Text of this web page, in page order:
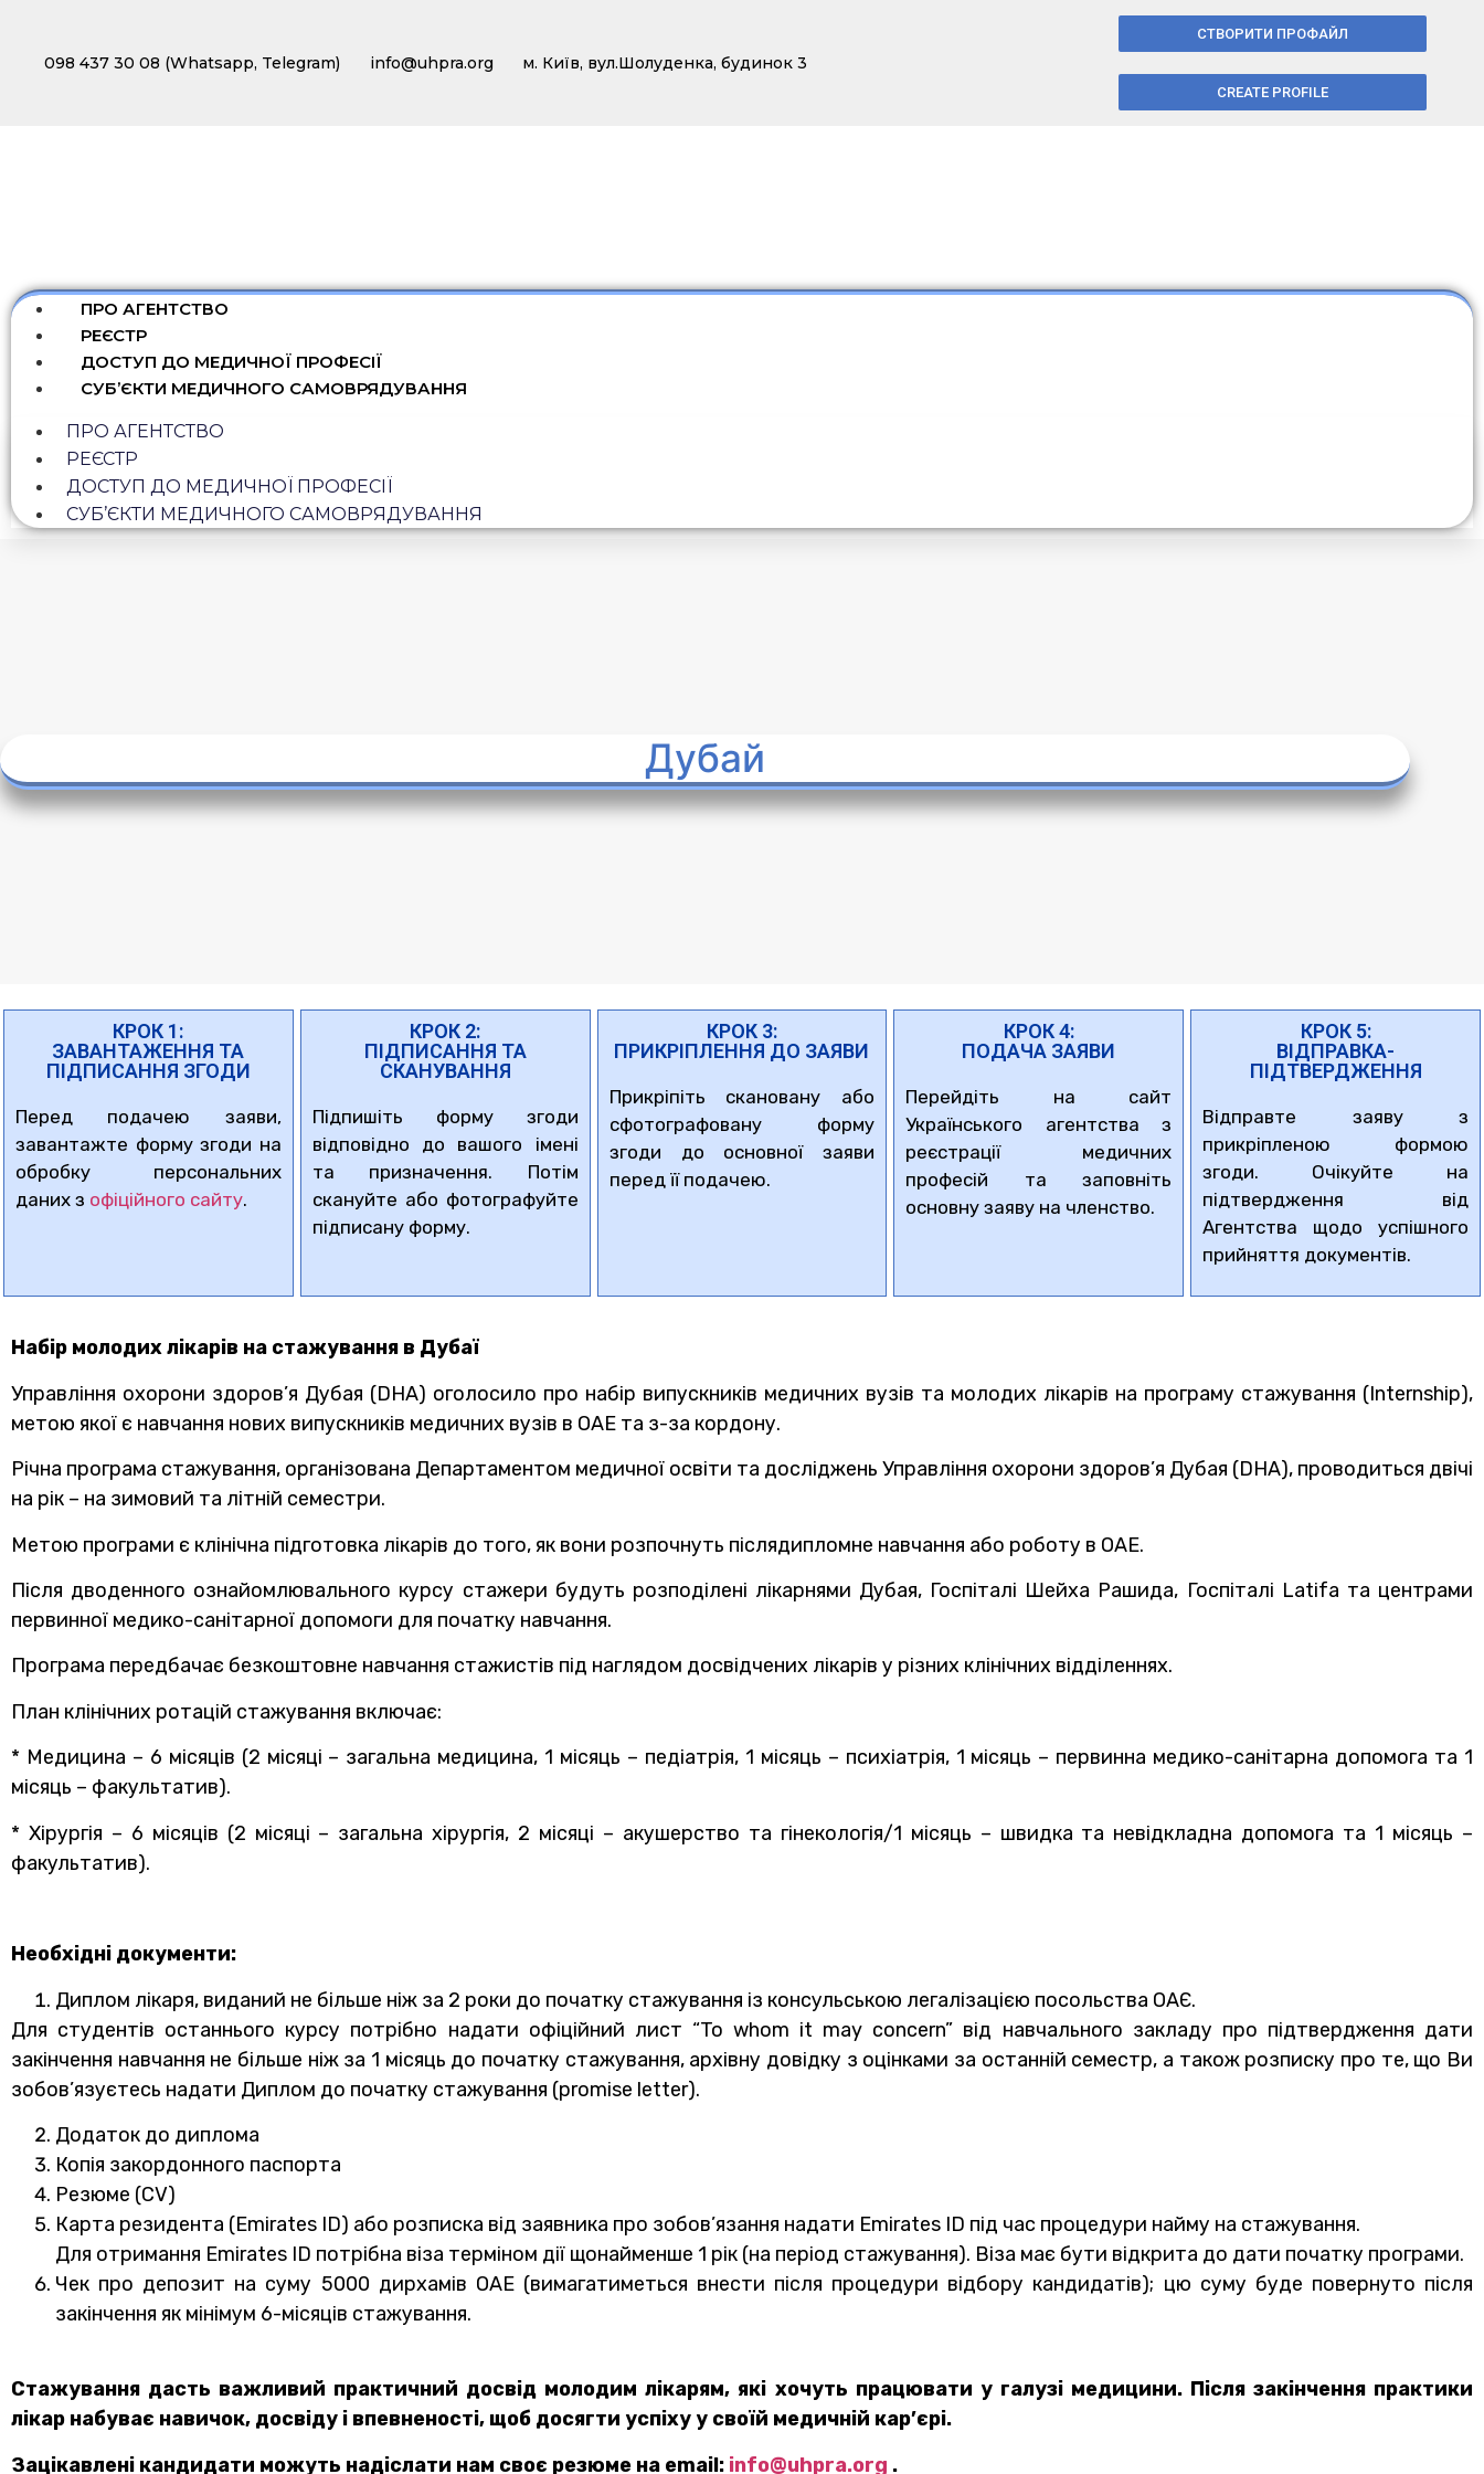
098 437 30 08 (Whatsapp, Telegram) info@uhpra.org м. Київ, вул.Шолуденка, будинок 3
СТВОРИТИ ПРОФАЙЛ
CREATE PROFILE
ПРО АГЕНТСТВО
РЕЄСТР
ДОСТУП ДО МЕДИЧНОЇ ПРОФЕСІЇ
СУБ’ЄКТИ МЕДИЧНОГО САМОВРЯДУВАННЯ
ПРО АГЕНТСТВО
РЕЄСТР
ДОСТУП ДО МЕДИЧНОЇ ПРОФЕСІЇ
СУБ’ЄКТИ МЕДИЧНОГО САМОВРЯДУВАННЯ
Дубай
КРОК 1:
ЗАВАНТАЖЕННЯ ТА
ПІДПИСАННЯ ЗГОДИ
Перед подачею заяви,
завантажте форму згоди на
обробку персональних
даних з офіційного сайту.
КРОК 2:
ПІДПИСАННЯ ТА
СКАНУВАННЯ
Підпишіть форму згоди
відповідно до вашого імені
та призначення. Потім
скануйте або фотографуйте
підписану форму.
КРОК 3:
ПРИКРІПЛЕННЯ ДО ЗАЯВИ
Прикріпіть скановану або
сфотографовану форму
згоди до основної заяви
перед її подачею.
КРОК 4:
ПОДАЧА ЗАЯВИ
Перейдіть на сайт
Українського агентства з
реєстрації медичних
професій та заповніть
основну заяву на членство.
КРОК 5:
ВІДПРАВКА-
ПІДТВЕРДЖЕННЯ
Відправте заяву з
прикріпленою формою
згоди. Очікуйте на
підтвердження від
Агентства щодо успішного
прийняття документів.
Набір молодих лікарів на стажування в Дубаї
Управління охорони здоров’я Дубая (DHA) оголосило про набір випускників медичних вузів та молодих лікарів на програму стажування (Internship),
метою якої є навчання нових випускників медичних вузів в ОАЕ та з-за кордону.
Річна програма стажування, організована Департаментом медичної освіти та досліджень Управління охорони здоров’я Дубая (DHA), проводиться двічі
на рік – на зимовий та літній семестри.
Метою програми є клінічна підготовка лікарів до того, як вони розпочнуть післядипломне навчання або роботу в ОАЕ.
Після дводенного ознайомлювального курсу стажери будуть розподілені лікарнями Дубая, Госпіталі Шейха Рашида, Госпіталі Latifa та центрами
первинної медико-санітарної допомоги для початку навчання.
Програма передбачає безкоштовне навчання стажистів під наглядом досвідчених лікарів у різних клінічних відділеннях.
План клінічних ротацій стажування включає:
* Медицина – 6 місяців (2 місяці – загальна медицина, 1 місяць – педіатрія, 1 місяць – психіатрія, 1 місяць – первинна медико-санітарна допомога та 1
місяць – факультатив).
* Хірургія – 6 місяців (2 місяці – загальна хірургія, 2 місяці – акушерство та гінекологія/1 місяць – швидка та невідкладна допомога та 1 місяць –
факультатив).
Необхідні документи:
Диплом лікаря, виданий не більше ніж за 2 роки до початку стажування із консульською легалізацією посольства ОАЄ.
Для студентів останнього курсу потрібно надати офіційний лист “To whom it may concern” від навчального закладу про підтвердження дати
закінчення навчання не більше ніж за 1 місяць до початку стажування, архівну довідку з оцінками за останній семестр, а також розписку про те, що Ви
зобов’язуєтесь надати Диплом до початку стажування (promise letter).
Додаток до диплома
Копія закордонного паспорта
Резюме (CV)
Карта резидента (Emirates ID) або розписка від заявника про зобов’язання надати Emirates ID під час процедури найму на стажування.
Для отримання Emirates ID потрібна віза терміном дії щонайменше 1 рік (на період стажування). Віза має бути відкрита до дати початку програми.
Чек про депозит на суму 5000 дирхамів ОАЕ (вимагатиметься внести після процедури відбору кандидатів); цю суму буде повернуто після
закінчення як мінімум 6-місяців стажування.
Стажування дасть важливий практичний досвід молодим лікарям, які хочуть працювати у галузі медицини. Після закінчення практики
лікар набуває навичок, досвіду і впевненості, щоб досягти успіху у своїй медичній кар’єрі.
Зацікавлені кандидати можуть надіслати нам своє резюме на email: info@uhpra.org .